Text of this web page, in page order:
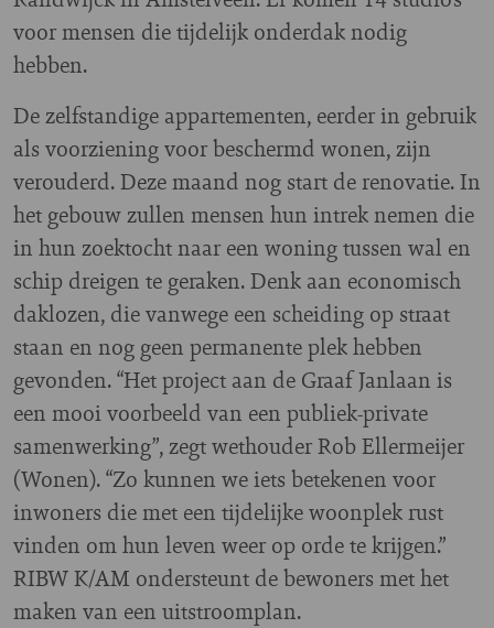
voor mensen die tijdelijk onderdak nodig
hebben.
De zelfstandige appartementen, eerder in gebruik
als voorziening voor beschermd wonen, zijn
verouderd. Deze maand nog start de renovatie. In
het gebouw zullen mensen hun intrek nemen die
in hun zoektocht naar een woning tussen wal en
schip dreigen te geraken. Denk aan economisch
daklozen, die vanwege een scheiding op straat
staan en nog geen permanente plek hebben
gevonden. “Het project aan de Graaf Janlaan is
een mooi voorbeeld van een publiek-private
samenwerking”, zegt wethouder Rob Ellermeijer
(Wonen). “Zo kunnen we iets betekenen voor
inwoners die met een tijdelijke woonplek rust
vinden om hun leven weer op orde te krijgen.”
RIBW K/AM ondersteunt de bewoners met het
maken van een uitstroomplan.